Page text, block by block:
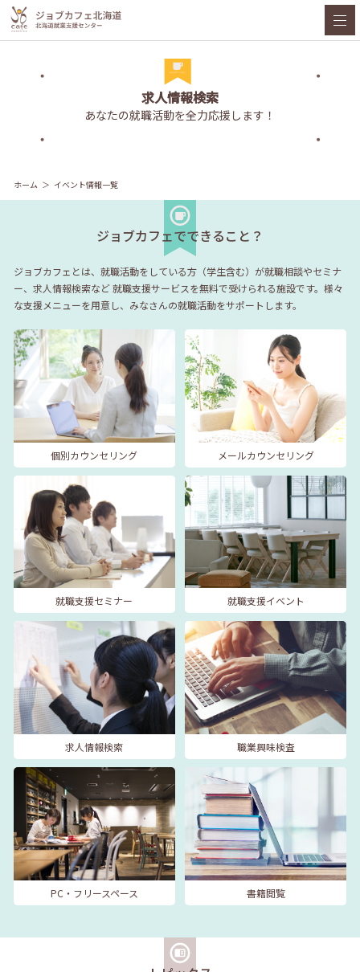
求人情報検索
あなたの就職活動を全力応援します！
ホーム イベント情報一覧
ジョブカフェでできること？
ジョブカフェとは、就職活動をしている方（学生含む）が就職相談やセミナ
ー、求人情報検索など就職支援サービスを無料で受けられる施設です。様々
な支援メニューを用意し、みなさんの就職活動をサポートします。
個別カウンセリング メールカウンセリング
就職支援セミナー 就職支援イベント
求人情報検索 職業興味検査
PC・フリースペース 書籍閲覧